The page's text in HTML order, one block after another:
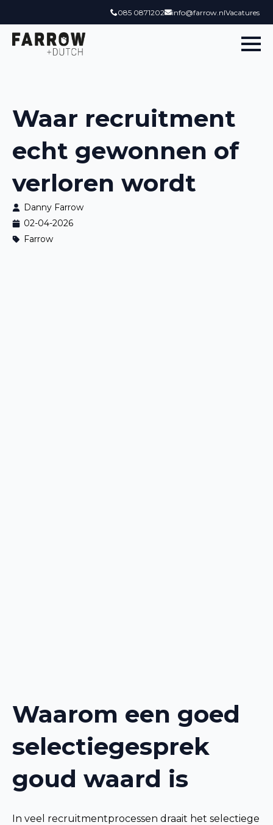
085 0871202 info@farrow.nlVacatures
Waar recruitment
echt gewonnen of
verloren wordt
Danny Farrow
02-04-2026
Farrow
Waarom een goed
selectiegesprek
goud waard is
In veel recruitmentprocessen draait het selectiege